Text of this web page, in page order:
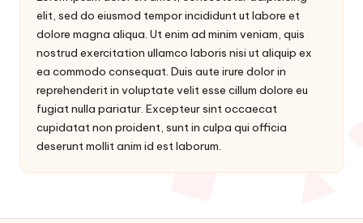
elit, sed do eiusmod tempor incididunt ut labore et
dolore magna aliqua. Ut enim ad minim veniam, quis
nostrud exercitation ullamco laboris nisi ut aliquip ex
ea commodo consequat. Duis aute irure dolor in
reprehenderit in voluptate velit esse cillum dolore eu
fugiat nulla pariatur. Excepteur sint occaecat
cupidatat non proident, sunt in culpa qui officia
deserunt mollit anim id est laborum.